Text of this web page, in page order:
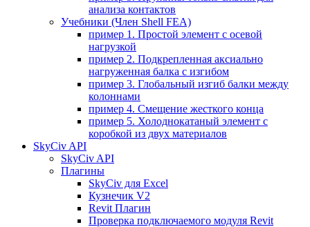
анализа контактов
Учебники (Член Shell FEA)
пример 1. Простой элемент с осевой
нагрузкой
пример 2. Подкрепленная аксиально
нагруженная балка с изгибом
пример 3. Глобальный изгиб балки между
колоннами
пример 4. Смещение жесткого конца
пример 5. Холоднокатаный элемент с
коробкой из двух материалов
SkyCiv API
SkyCiv API
Плагины
SkyCiv для Excel
Кузнечик V2
Revit Плагин
Проверка подключаемого модуля Revit